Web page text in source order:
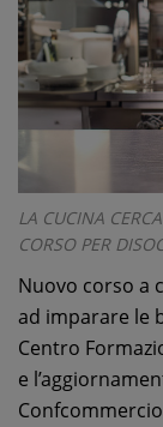
LA CUCINA
CORSO PER
Nuovo corso a
ad imparare le
Centro
e